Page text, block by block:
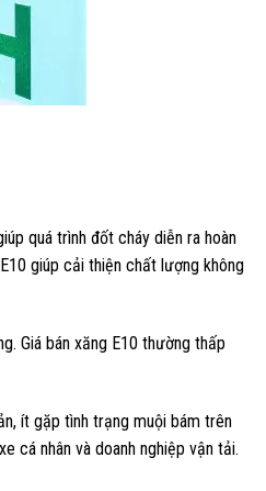
quá trình đốt cháy diễn ra hoàn
giúp cải thiện chất lượng không
Giá bán xăng E10 thường thấp
ít gặp tình trạng muội bám trên
cá nhân và doanh nghiệp vận tải.